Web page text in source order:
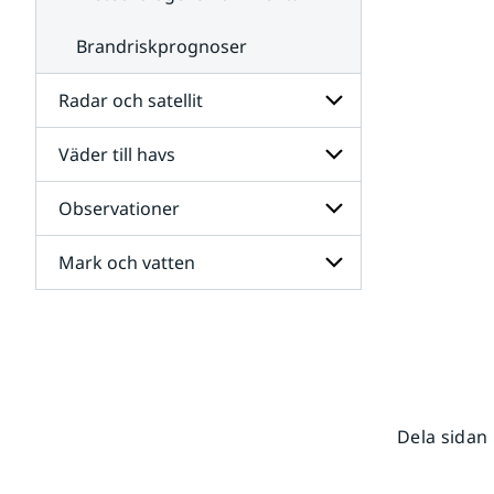
Brandriskprognoser
Radar och satellit
Undersidor
för
Radar
och
satellit
Väder till havs
Undersidor
för
Väder
till
havs
Observationer
Undersidor
för
Mark och vatten
Dela sidan